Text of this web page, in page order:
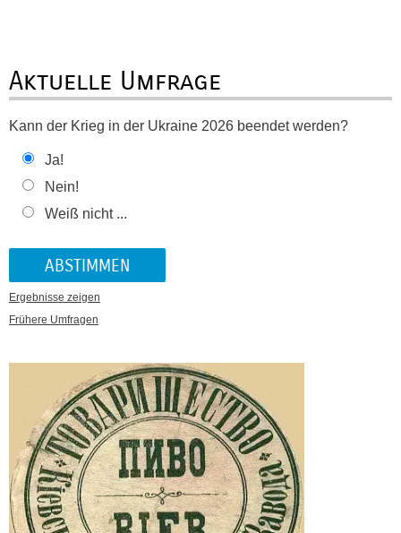
Aktuelle Umfrage
Kann der Krieg in der Ukraine 2026 beendet werden?
Ja!
Nein!
Weiß nicht ...
Ergebnisse zeigen
Frühere Umfragen